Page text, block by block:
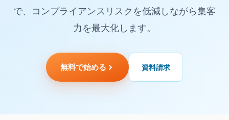
で、コンプライアンスリスクを低減しながら集客
力を最大化します。
無料で始める 資料請求